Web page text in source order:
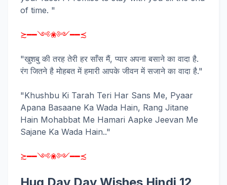
of time. "
≿━━༺❀༻━━≾
"खुशबु की तरह तेरी हर साँस मैं, प्यार अपना बसाने का वादा है.
रंग जितने है मोहबत में हमारी आपके जीवन में सजाने का वादा है."
"Khushbu Ki Tarah Teri Har Sans Me, Pyaar
Apana Basaane Ka Wada Hain, Rang Jitane
Hain Mohabbat Me Hamari Aapke Jeevan Me
Sajane Ka Wada Hain.."
≿━━༺❀༻━━≾